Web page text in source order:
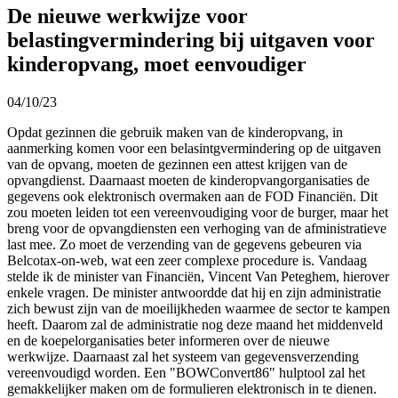
De nieuwe werkwijze voor
belastingvermindering bij uitgaven voor
kinderopvang, moet eenvoudiger
04/10/23
Opdat gezinnen die gebruik maken van de kinderopvang, in
aanmerking komen voor een belasintgvermindering op de uitgaven
van de opvang, moeten de gezinnen een attest krijgen van de
opvangdienst. Daarnaast moeten de kinderopvangorganisaties de
gegevens ook elektronisch overmaken aan de FOD Financiën. Dit
zou moeten leiden tot een vereenvoudiging voor de burger, maar het
breng voor de opvangdiensten een verhoging van de afministratieve
last mee. Zo moet de verzending van de gegevens gebeuren via
Belcotax-on-web, wat een zeer complexe procedure is. Vandaag
stelde ik de minister van Financiën, Vincent Van Peteghem, hierover
enkele vragen. De minister antwoordde dat hij en zijn administratie
zich bewust zijn van de moeilijkheden waarmee de sector te kampen
heeft. Daarom zal de administratie nog deze maand het middenveld
en de koepelorganisaties beter informeren over de nieuwe
werkwijze. Daarnaast zal het systeem van gegevensverzending
vereenvoudigd worden. Een "BOWConvert86" hulptool zal het
gemakkelijker maken om de formulieren elektronisch in te dienen.